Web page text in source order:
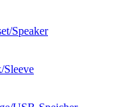
Speaker
Sleeve